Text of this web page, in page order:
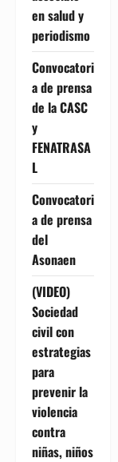
en salud y
periodismo
Convocatori
a de prensa
de la CASC
y
FENATRASA
L
Convocatori
a de prensa
del
Asonaen
(VIDEO)
Sociedad
civil con
estrategias
para
prevenir la
violencia
contra
niñas, niños